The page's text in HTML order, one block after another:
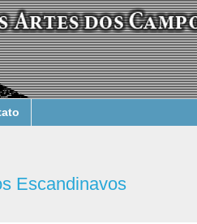
Escandinavos